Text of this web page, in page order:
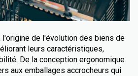
l'origine de l'évolution des biens de
leurs caractéristiques,
De la conception ergonomique
aux emballages accrocheurs qui